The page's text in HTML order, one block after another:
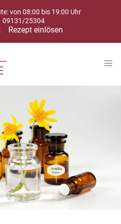
von 08:00 bis 19:00 Uhr
09131/25304
Rezept einlösen